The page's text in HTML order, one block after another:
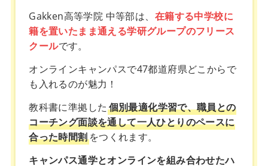
Gakken高等学院 中等部は、 在籍する中学校に
籍を置いたまま通える学研グループのフリース
クールです。
オンラインキャンパスで47都道府県どこからで
も入れるのが魅力！
教科書に準拠した 個別最適化学習で、職員との
コーチング面談を通して一人ひとりのペースに
合った時間割をつくれます。
キャンパス通学とオンラインを組み合わせたハ